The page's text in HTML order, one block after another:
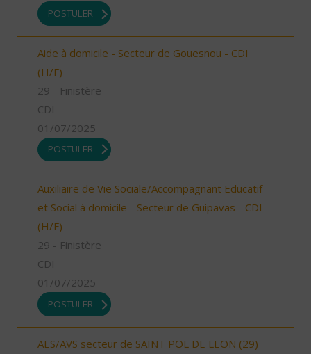
POSTULER
Aide à domicile - Secteur de Gouesnou - CDI
(H/F)
29 - Finistère
CDI
01/07/2025
POSTULER
Auxiliaire de Vie Sociale/Accompagnant Educatif
et Social à domicile - Secteur de Guipavas - CDI
(H/F)
29 - Finistère
CDI
01/07/2025
POSTULER
AES/AVS secteur de SAINT POL DE LEON (29)